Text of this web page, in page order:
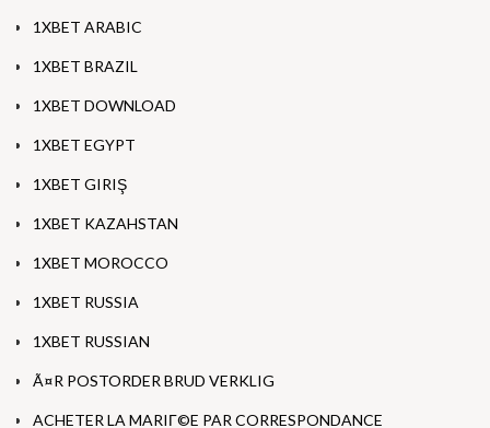
1XBET ARABIC
1XBET BRAZIL
1XBET DOWNLOAD
1XBET EGYPT
1XBET GIRIŞ
1XBET KAZAHSTAN
1XBET MOROCCO
1XBET RUSSIA
1XBET RUSSIAN
Ã¤R POSTORDER BRUD VERKLIG
ACHETER LA MARIГ©E PAR CORRESPONDANCE